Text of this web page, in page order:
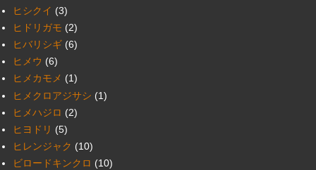
ヒシクイ (3)
ヒドリガモ (2)
ヒバリシギ (6)
ヒメウ (6)
ヒメカモメ (1)
ヒメクロアジサシ (1)
ヒメハジロ (2)
ヒヨドリ (5)
ヒレンジャク (10)
ビロードキンクロ (10)